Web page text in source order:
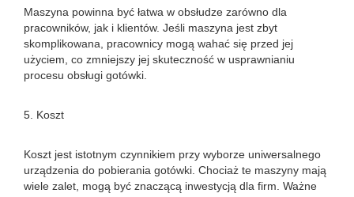
Maszyna powinna być łatwa w obsłudze zarówno dla
pracowników, jak i klientów. Jeśli maszyna jest zbyt
skomplikowana, pracownicy mogą wahać się przed jej
użyciem, co zmniejszy jej skuteczność w usprawnianiu
procesu obsługi gotówki.
5. Koszt
Koszt jest istotnym czynnikiem przy wyborze uniwersalnego
urządzenia do pobierania gotówki. Chociaż te maszyny mają
wiele zalet, mogą być znaczącą inwestycją dla firm. Ważne